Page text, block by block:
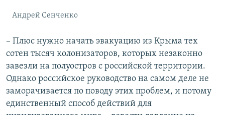
Андрей Сенченко
– Плюс нужно начать эвакуацию из Крыма тех
сотен тысяч колонизаторов, которых незаконно
завезли на полуостров с российской территории.
Однако российское руководство на самом деле не
заморачивается по поводу этих проблем, и потому
единственный способ действий для